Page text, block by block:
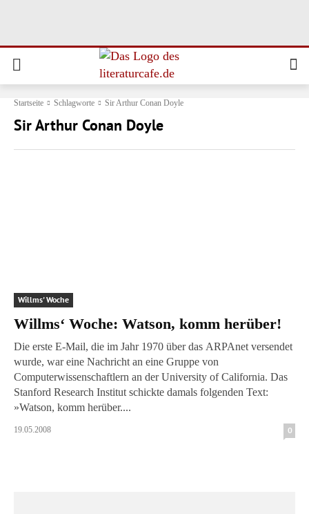
Startseite Schlagworte Sir Arthur Conan Doyle
Sir Arthur Conan Doyle
Willms' Woche
Willms‘ Woche: Watson, komm herüber!
Die erste E-Mail, die im Jahr 1970 über das ARPAnet versendet
wurde, war eine Nachricht an eine Gruppe von
Computerwissenschaftlern an der University of California. Das
Stanford Research Institut schickte damals folgenden Text:
»Watson, komm herüber....
19.05.2008 0